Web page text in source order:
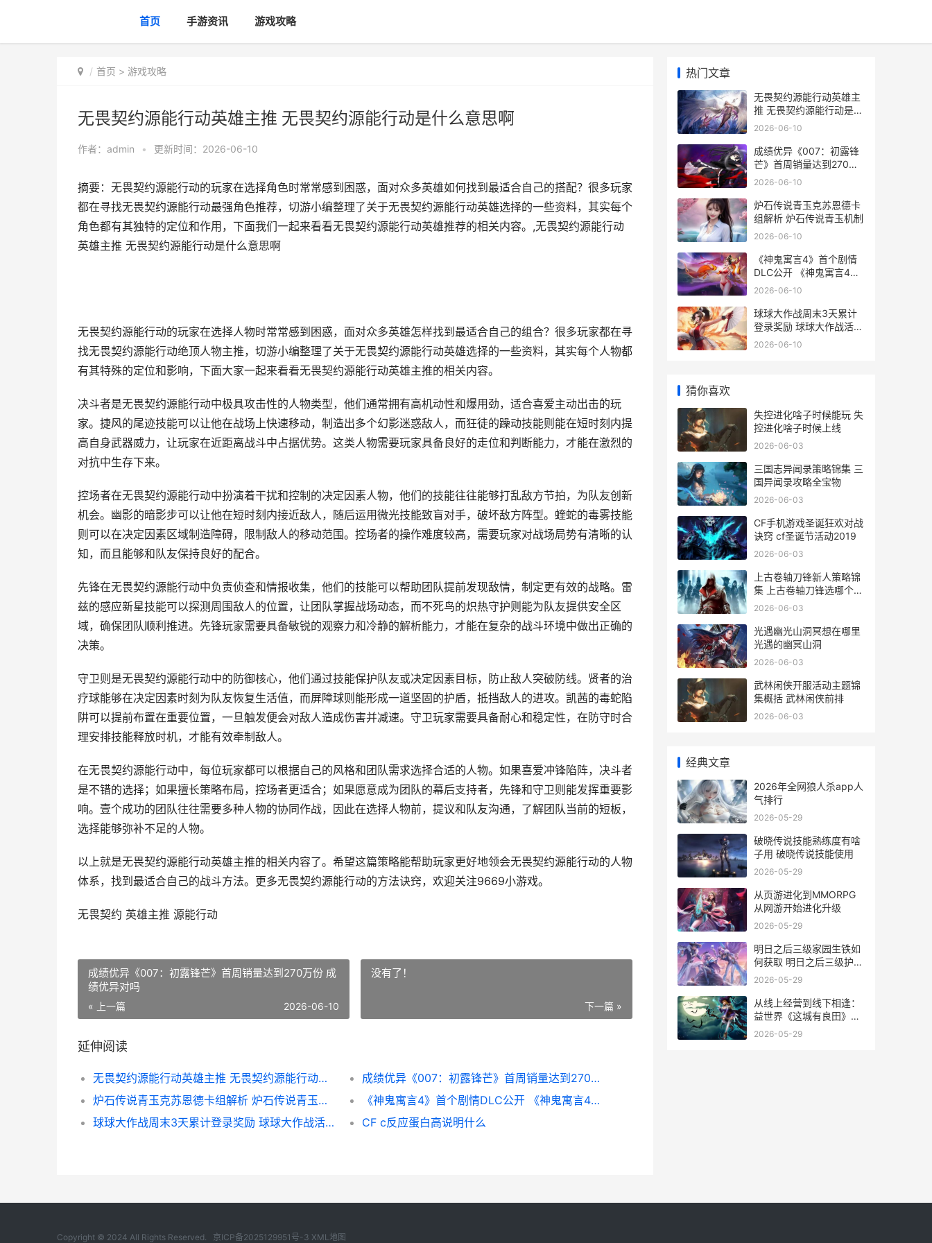
首页 手游资讯 游戏攻略
首页 > 游戏攻略
无畏契约源能行动英雄主推 无畏契约源能行动是什么意思啊
作者： admin • 更新时间：2026-06-10
摘要：无畏契约源能行动的玩家在选择角色时常常感到困惑，面对众多英雄如何找到最适合自己的搭配？很多玩家
都在寻找无畏契约源能行动最强角色推荐，切游小编整理了关于无畏契约源能行动英雄选择的一些资料，其实每个
角色都有其独特的定位和作用，下面我们一起来看看无畏契约源能行动英雄推荐的相关内容。,无畏契约源能行动
英雄主推 无畏契约源能行动是什么意思啊
无畏契约源能行动的玩家在选择人物时常常感到困惑，面对众多英雄怎样找到最适合自己的组合？很多玩家都在寻
找无畏契约源能行动绝顶人物主推，切游小编整理了关于无畏契约源能行动英雄选择的一些资料，其实每个人物都
有其特殊的定位和影响，下面大家一起来看看无畏契约源能行动英雄主推的相关内容。
决斗者是无畏契约源能行动中极具攻击性的人物类型，他们通常拥有高机动性和爆用劲，适合喜爱主动出击的玩
家。捷风的尾迹技能可以让他在战场上快速移动，制造出多个幻影迷惑敌人，而狂徒的躁动技能则能在短时刻内提
高自身武器威力，让玩家在近距离战斗中占据优势。这类人物需要玩家具备良好的走位和判断能力，才能在激烈的
对抗中生存下来。
控场者在无畏契约源能行动中扮演着干扰和控制的决定因素人物，他们的技能往往能够打乱敌方节拍，为队友创新
机会。幽影的暗影步可以让他在短时刻内接近敌人，随后运用微光技能致盲对手，破坏敌方阵型。蝰蛇的毒雾技能
则可以在决定因素区域制造障碍，限制敌人的移动范围。控场者的操作难度较高，需要玩家对战场局势有清晰的认
知，而且能够和队友保持良好的配合。
先锋在无畏契约源能行动中负责侦查和情报收集，他们的技能可以帮助团队提前发现敌情，制定更有效的战略。雷
兹的感应新星技能可以探测周围敌人的位置，让团队掌握战场动态，而不死鸟的炽热守护则能为队友提供安全区
域，确保团队顺利推进。先锋玩家需要具备敏锐的观察力和冷静的解析能力，才能在复杂的战斗环境中做出正确的
决策。
守卫则是无畏契约源能行动中的防御核心，他们通过技能保护队友或决定因素目标，防止敌人突破防线。贤者的治
疗球能够在决定因素时刻为队友恢复生活值，而屏障球则能形成一道坚固的护盾，抵挡敌人的进攻。凯茜的毒蛇陷
阱可以提前布置在重要位置，一旦触发便会对敌人造成伤害并减速。守卫玩家需要具备耐心和稳定性，在防守时合
理安排技能释放时机，才能有效牵制敌人。
在无畏契约源能行动中，每位玩家都可以根据自己的风格和团队需求选择合适的人物。如果喜爱冲锋陷阵，决斗者
是不错的选择；如果擅长策略布局，控场者更适合；如果愿意成为团队的幕后支持者，先锋和守卫则能发挥重要影
响。壹个成功的团队往往需要多种人物的协同作战，因此在选择人物前，提议和队友沟通，了解团队当前的短板，
选择能够弥补不足的人物。
以上就是无畏契约源能行动英雄主推的相关内容了。希望这篇策略能帮助玩家更好地领会无畏契约源能行动的人物
体系，找到最适合自己的战斗方法。更多无畏契约源能行动的方法诀窍，欢迎关注9669小游戏。
无畏契约 英雄主推 源能行动
成绩优异《007：初露锋芒》首周销量达到270万份 成
绩优异对吗
« 上一篇 2026-06-10
没有了！
下一篇 »
延伸阅读
无畏契约源能行动英雄主推 无畏契约源能行动是什么意思啊
成绩优异《007：初露锋芒》首周销量达到270万份 成绩优异对吗
炉石传说青玉克苏恩德卡组解析 炉石传说青玉机制
《神鬼寓言4》首个剧情DLC公开 《神鬼寓言4》实机重燃粉丝热情
球球大作战周末3天累计登录奖励 球球大作战活动时间
CF c反应蛋白高说明什么
热门文章
无畏契约源能行动英雄主
推 无畏契约源能行动是什
么意思啊
2026-06-10
成绩优异《007：初露锋
芒》首周销量达到270万
份 成绩优异对吗
2026-06-10
炉石传说青玉克苏恩德卡
组解析 炉石传说青玉机制
2026-06-10
《神鬼寓言4》首个剧情
DLC公开 《神鬼寓言4》
实机重燃粉丝热情
2026-06-10
球球大作战周末3天累计
登录奖励 球球大作战活动
时间
2026-06-10
猜你喜欢
失控进化啥子时候能玩 失
控进化啥子时候上线
2026-06-03
三国志异闻录策略锦集 三
国异闻录攻略全宝物
2026-06-03
CF手机游戏圣诞狂欢对战
诀窍 cf圣诞节活动2019
2026-06-03
上古卷轴刀锋新人策略锦
集 上古卷轴刀锋选哪个厉
害
2026-06-03
光遇幽光山洞冥想在哪里
光遇的幽冥山洞
2026-06-03
武林闲侠开服活动主题锦
集概括 武林闲侠前排
2026-06-03
经典文章
2026年全网狼人杀app人
气排行
2026-05-29
破晓传说技能熟练度有啥
子用 破晓传说技能使用
2026-05-29
从页游进化到MMORPG
从网游开始进化升级
2026-05-29
明日之后三级家园生铁如
何获取 明日之后三级护甲
图谱
2026-05-29
从线上经营到线下相逢：
益世界《这城有良田》玩
家见面会圆满落幕 线上经
2026-05-29
Copyright © 2024 All Rights Reserved. 京ICP备2025129951号-3 XML地图